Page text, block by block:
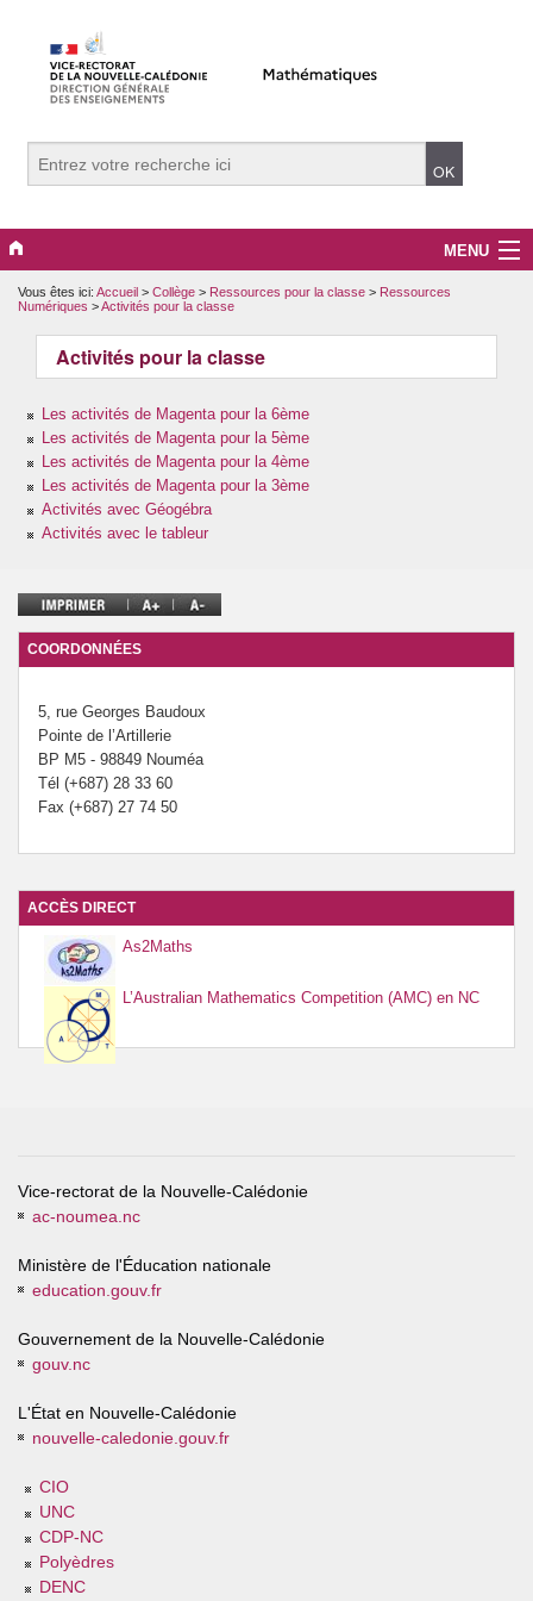
MENU
Evènements
Collège
Lycée
Vers le supérieur
Maître Auxiliaire
Se former
Vous êtes ici: Accueil > Collège > Ressources pour la classe > Ressources
Numériques >Activités pour la classe
Activités pour la classe
Les activités de Magenta pour la 6ème
Les activités de Magenta pour la 5ème
Les activités de Magenta pour la 4ème
Les activités de Magenta pour la 3ème
Activités avec Géogébra
Activités avec le tableur
COORDONNÉES
5, rue Georges Baudoux
Pointe de l’Artillerie
BP M5 - 98849 Nouméa
Tél (+687) 28 33 60
Fax (+687) 27 74 50
ACCÈS DIRECT
As2Maths
L’Australian Mathematics Competition (AMC) en NC
Vice-rectorat de la Nouvelle-Calédonie
ac-noumea.nc
Ministère de l'Éducation nationale
education.gouv.fr
Gouvernement de la Nouvelle-Calédonie
gouv.nc
L'État en Nouvelle-Calédonie
nouvelle-caledonie.gouv.fr
CIO
UNC
CDP-NC
Polyèdres
DENC